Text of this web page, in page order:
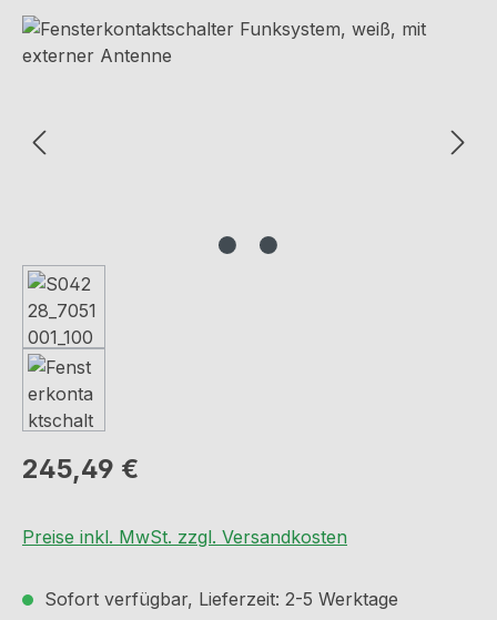
Bildergalerie überspringen
Regulärer Preis:
245,49 €
Preise inkl. MwSt. zzgl. Versandkosten
Sofort verfügbar, Lieferzeit: 2-5 Werktage